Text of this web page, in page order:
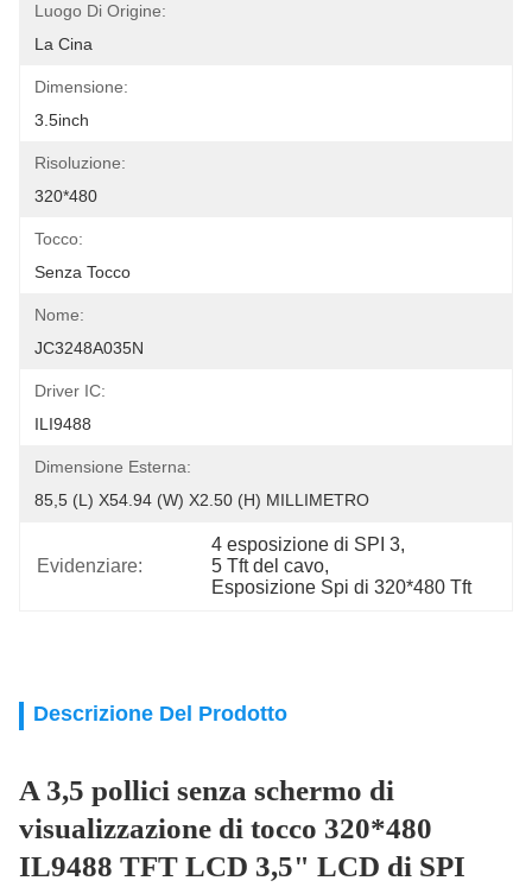
Luogo Di Origine:
La Cina
Dimensione:
3.5inch
Risoluzione:
320*480
Tocco:
Senza Tocco
Nome:
JC3248A035N
Driver IC:
ILI9488
Dimensione Esterna:
85,5 (L) X54.94 (W) X2.50 (H) MILLIMETRO
Evidenziare:
4 esposizione di SPI 3,
5 Tft del cavo,
Esposizione Spi di 320*480 Tft
Descrizione Del Prodotto
A 3,5 pollici senza schermo di
visualizzazione di tocco 320*480
IL9488 TFT LCD 3,5" LCD di SPI